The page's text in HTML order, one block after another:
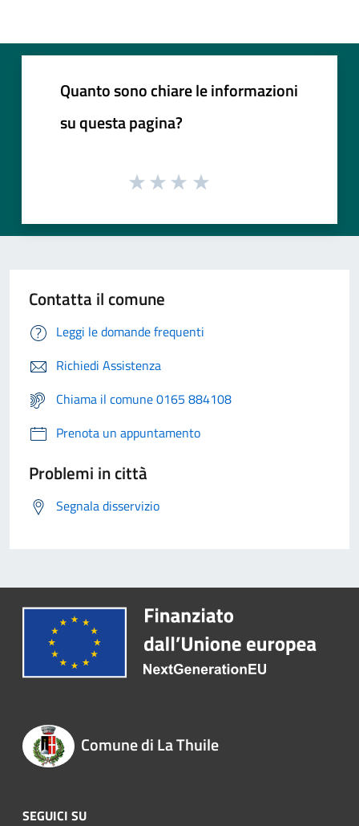
Quanto sono chiare le informazioni
su questa pagina?
Contatta il comune
Leggi le domande frequenti
Richiedi Assistenza
Chiama il comune 0165 884108
Prenota un appuntamento
Problemi in città
Segnala disservizio
Comune di La Thuile
SEGUICI SU